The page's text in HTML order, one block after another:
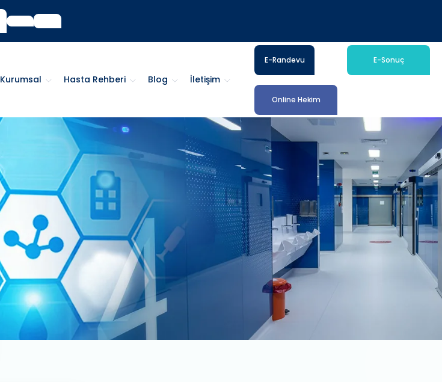
Kurumsal Hasta Rehberi Blog İletişim
E-Randevu E-Sonuç
Online Hekim